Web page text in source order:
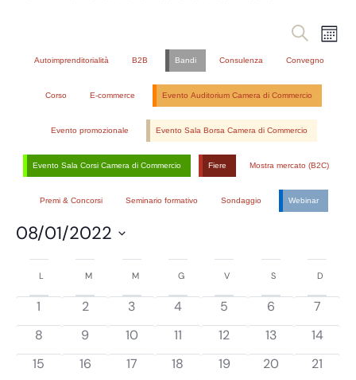
Eventi
e
viste
CercaMese
Autoimprenditorialità B2B Bandi Consulenza Convegno
Corso E-commerce Evento Auditorium Camera di Commercio
Evento promozionale Evento Sala Borsa Camera di Commercio
Evento Sala Corsi Camera di Commercio Fiere Mostra mercato (B2C)
Premi & Concorsi Seminario formativo Sondaggio Webinar
08/01/2022
Seleziona
data.
Calendario
di
Eventi
L M M G V S D
has
0
eventi,
1
has
0
eventi,
2
has
0
eventi,
3
has
0
eventi,
4
has
0
eventi,
5
has
0
eventi,
6
has
0
eventi,
7
has
0
eventi,
8
has
0
eventi,
9
has
0
eventi,
10
has
0
eventi,
11
has
0
eventi,
12
has
0
eventi,
13
has
0
eventi,
14
has
15
has
16
has
17
has
18
has
19
has
20
has
21